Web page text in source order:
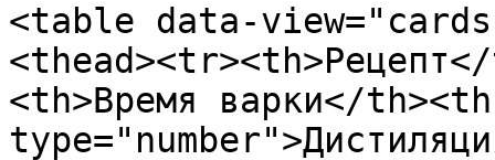
<table data-
<th>Время варки</